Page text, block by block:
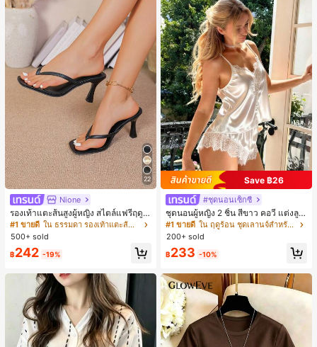
22
Nione
รองเท้าแตะส้นสูงผู้หญิง สไตล์แฟรี่ฤดูร้
อน ส้นบาง แบบคีบ แต่งสายคาดผม รอ
งเท้าแตะชายหาดสำหรับเที่ยวพักผ่อน
แฟชั่นสายไขว้ สำหรับเดทไนท์
#1 ขายดี
ใน ธรรมดา รองเท้าแตะส้นสูงผู้หญิง
500+ sold
฿242 -19%
Save ฿26
#ชุดนอนเซ็กซี่
ชุดนอนผู้หญิง 2 ชิ้น สีขาว คอวี แต่งลูก
ไม้แบบแพตช์เวิร์ก ชุดนอนใส่ในบ้าน
สำหรับเธอ
#1 ขายดี
ใน ฤดูร้อน ชุดเลานจ์สำหรับผู้หญิง
200+ sold
฿233 -10%